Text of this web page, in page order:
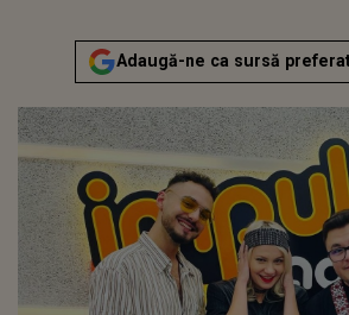
Adaugă-ne ca sursă